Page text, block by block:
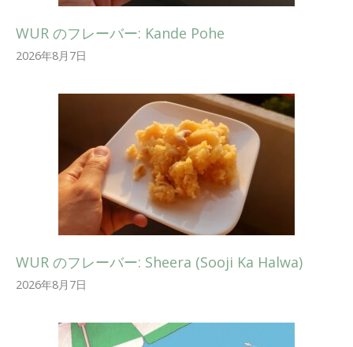
WUR のフレーバー: Kande Pohe
2026年8月7日
WUR のフレーバー: Sheera (Sooji Ka Halwa)
2026年8月7日